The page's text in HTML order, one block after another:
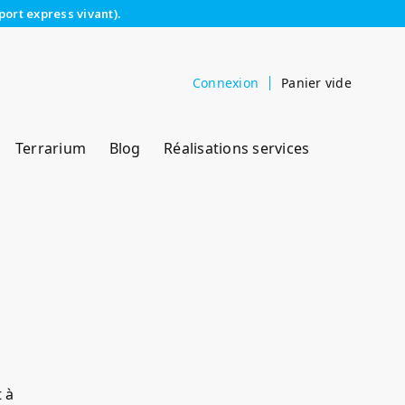
express vivant).
Connexion Panier vide
Terrarium Blog Réalisations services
à